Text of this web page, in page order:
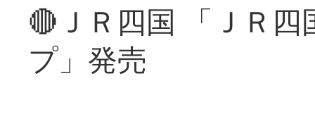
🔴ＪＲ四国 「ＪＲ
プ」発売